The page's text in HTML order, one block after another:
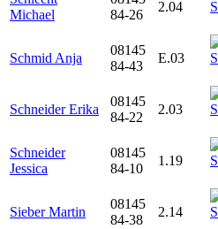
Michael
84-26
2.04
Schmid Anja
08145
84-43
E.03
Schneider Erika
08145
84-22
2.03
Schneider
Jessica
08145
84-10
1.19
Sieber Martin
08145
84-38
2.14